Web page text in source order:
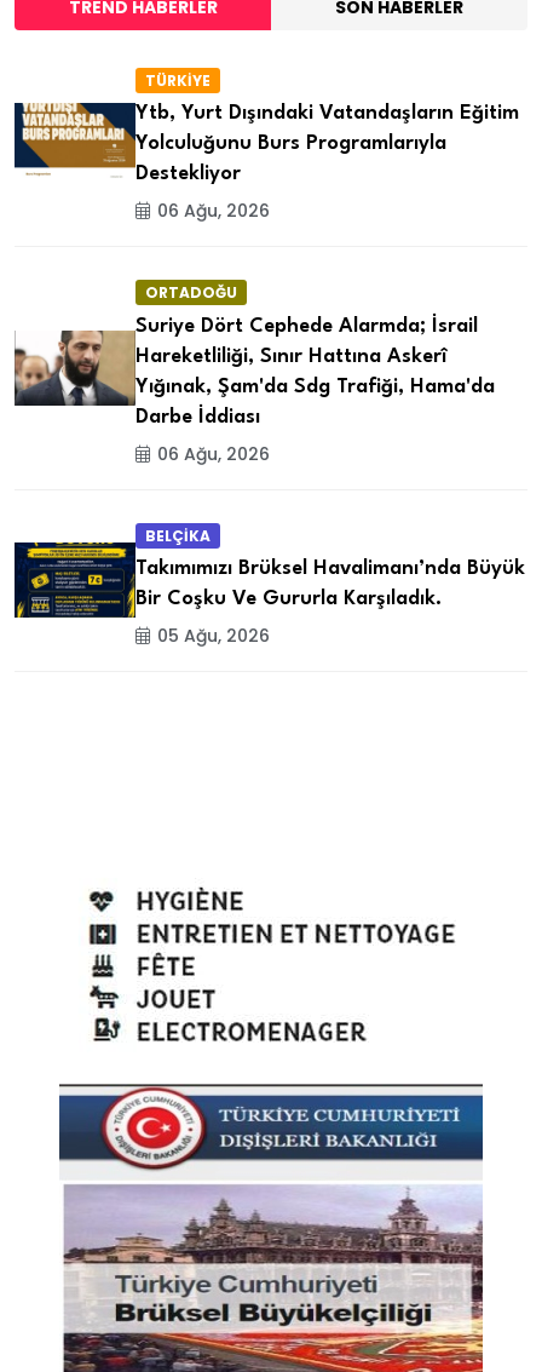
TREND HABERLER SON HABERLER
TÜRKİYE
Ytb, Yurt Dışındaki Vatandaşların Eğitim
Yolculuğunu Burs Programlarıyla
Destekliyor
06 Ağu, 2026
ORTADOĞU
Suriye Dört Cephede Alarmda; İsrail
Hareketliliği, Sınır Hattına Askerî
Yığınak, Şam'da Sdg Trafiği, Hama'da
Darbe İddiası
06 Ağu, 2026
BELÇİKA
Takımımızı Brüksel Havalimanı’nda Büyük
Bir Coşku Ve Gururla Karşıladık.
05 Ağu, 2026